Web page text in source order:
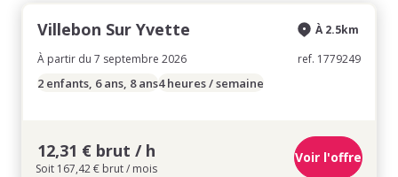
Villebon Sur Yvette
À partir du 7 septembre 2026
À 2.5km
ref. 1779249
2 enfants, 6 ans, 8 ans4 heures / semaine
12,31 € brut / h
Soit 167,42 € brut / mois
Voir l'offre